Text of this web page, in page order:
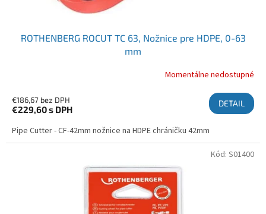
ROTHENBERG ROCUT TC 63, Nožnice pre HDPE, 0-63
mm
Momentálne nedostupné
€186,67 bez DPH
€229,60s DPH
DETAIL
Pipe Cutter - CF-42mm nožnice na HDPE chráničku 42mm
Kód: S01400